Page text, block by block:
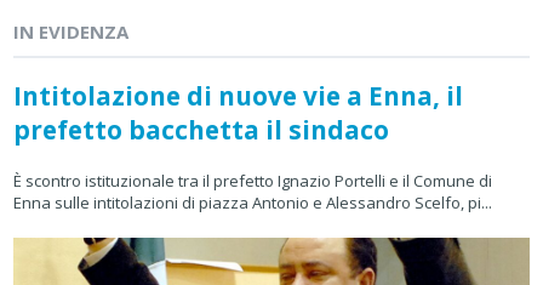
IN EVIDENZA
Intitolazione di nuove vie a Enna, il
prefetto bacchetta il sindaco
È scontro istituzionale tra il prefetto Ignazio Portelli e il Comune di
Enna sulle intitolazioni di piazza Antonio e Alessandro Scelfo, pi...